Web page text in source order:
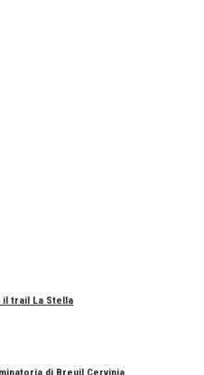
il trail La Stella